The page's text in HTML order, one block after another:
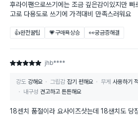
후라이팬으로쓰기에는 조금 깊은감이있지만 빠
고로 다용도로 쓰기에 가격대비 만족스러워요
👍완전꿀팁 💗구매욕상승 👀궁금증해결
별점 5점 jhb****
강도 강해요 그립감 잡기 편해요 무게 사용하기
내구성 견고하고 튼튼해요
18센치 품절이라 요사이즈삿는데 18샌치도 당